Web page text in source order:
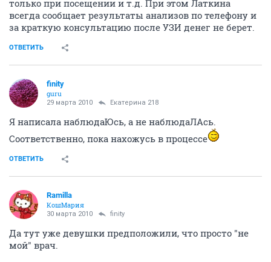
только при посещении и т.д. При этом Латкина
всегда сообщает результаты анализов по телефону и
за краткую консультацию после УЗИ денег не берет.
ОТВЕТИТЬ
finity
guru
29 марта 2010 Екатерина 218
Я написала наблюдаЮсь, а не наблюдаЛАсь.
Соответственно, пока нахожусь в процессе
ОТВЕТИТЬ
Ramilla
КошМария
30 марта 2010 finity
Да тут уже девушки предположили, что просто "не
мой" врач.